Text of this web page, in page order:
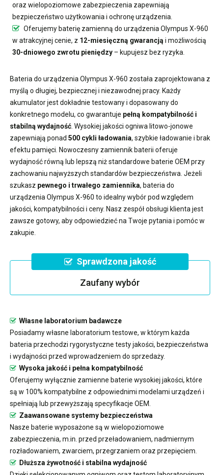
oraz wielopoziomowe zabezpieczenia zapewniają
bezpieczeństwo użytkowania i ochronę urządzenia.
Oferujemybaterię zamienną do urządzenia Olympus X-960
w atrakcyjnej cenie, z 12-miesięczną gwarancją i możliwością
30-dniowego zwrotu pieniędzy – kupujesz bez ryzyka.
Bateria do urządzenia Olympus X-960 została zaprojektowana z
myślą o długiej, bezpiecznej i niezawodnej pracy. Każdy
akumulator jest dokładnie testowany i dopasowany do
konkretnego modelu, co gwarantuje pełną kompatybilność i
stabilną wydajność . Wysokiej jakości ogniwa litowo-jonowe
zapewniają ponad 500 cykli ładowania, szybkie ładowanie i brak
efektu pamięci. Nowoczesny zamiennik baterii oferuje
wydajność równą lub lepszą niż standardowe baterie OEM przy
zachowaniu najwyższych standardów bezpieczeństwa. Jeżeli
szukasz pewnego i trwałego zamiennika, bateria do
urządzenia Olympus X-960 to idealny wybór pod względem
jakości, kompatybilności i ceny. Nasz zespół obsługi klienta jest
zawsze gotowy, aby odpowiedzieć na Twoje pytania i pomóc w
zakupie.
Sprawdzona jakość
Zaufany wybór
Własne laboratorium badawcze
Posiadamy własne laboratorium testowe, w którym każda
bateria przechodzi rygorystyczne testy jakości, bezpieczeństwa
i wydajności przed wprowadzeniem do sprzedaży.
Wysoka jakość i pełna kompatybilność
Oferujemy wyłącznie zamienne baterie wysokiej jakości, które
są w 100% kompatybilne z odpowiednimi modelami urządzeń i
spełniają lub przewyższają specyfikacje OEM.
Zaawansowane systemy bezpieczeństwa
Nasze baterie wyposażone są w wielopoziomowe
zabezpieczenia, m.in. przed przeładowaniem, nadmiernym
rozładowaniem, zwarciem, przegrzaniem oraz przepięciem.
Dłuższa żywotność i stabilna wydajność